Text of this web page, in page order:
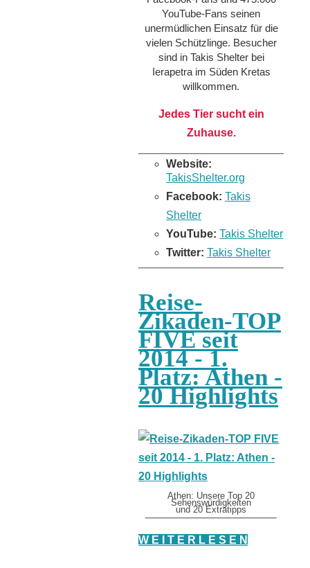
YouTube-Fans seinen
unermüdlichen Einsatz für die
vielen Schützlinge. Besucher
sind in Takis Shelter bei
Ierapetra im Süden Kretas
willkommen.
Jedes Tier sucht ein
Zuhause.
Website:
TakisShelter.org
Facebook: Takis
Shelter
YouTube: Takis Shelter
Twitter: Takis Shelter
Reise-
Zikaden-TOP
FIVE seit
2014 - 1.
Platz: Athen -
20 Highlights
Athen: Unsere Top 20
Sehenswürdigkeiten
und 20 Extratipps
W E I T E R L E S E N